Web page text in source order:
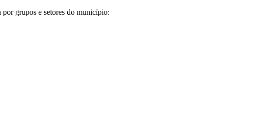
por grupos e setores do município: